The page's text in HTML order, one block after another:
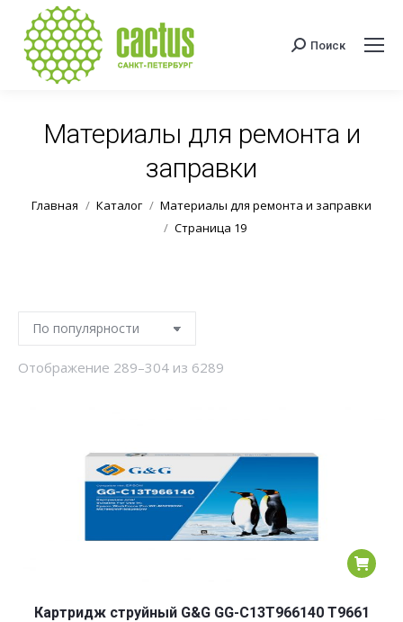
Поиск:
Поиск
Материалы для ремонта и
заправки
Вы здесь:
Главная Каталог
Материалы для ремонта и заправки
Страница 19
Отображение 289–304 из 6289
Картридж струйный G&G GG-C13T966140 T9661